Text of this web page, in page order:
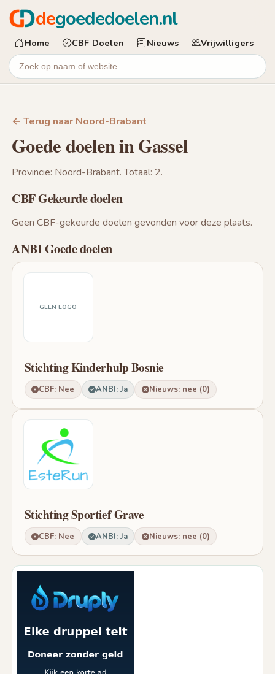
degoededoelen.nl
Home CBF Doelen Nieuws Vrijwilligers
← Terug naar Noord-Brabant
Goede doelen in Gassel
Provincie: Noord-Brabant. Totaal: 2.
CBF Gekeurde doelen
Geen CBF-gekeurde doelen gevonden voor deze plaats.
ANBI Goede doelen
GEEN LOGO
Stichting Kinderhulp Bosnie
CBF: Nee ANBI: Ja Nieuws: nee (0)
Stichting Sportief Grave
CBF: Nee ANBI: Ja Nieuws: nee (0)